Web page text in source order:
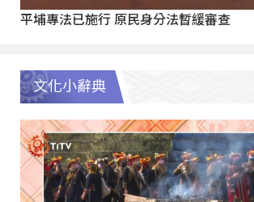
平埔專法已施行 原民身分法暫緩審查
文化小辭典